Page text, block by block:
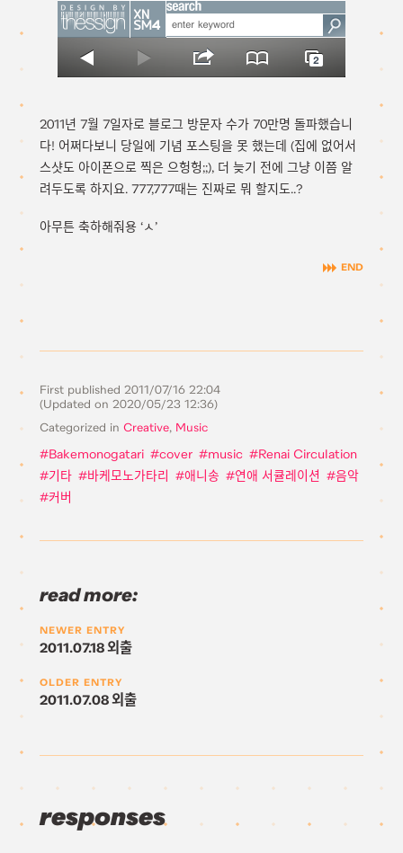
2011년 7월 7일자로 블로그 방문자 수가 70만명 돌파했습니
다! 어쩌다보니 당일에 기념 포스팅을 못 했는데 (집에 없어서
스샷도 아이폰으로 찍은 으헝헝;;), 더 늦기 전에 그냥 이쯤 알
려두도록 하지요. 777,777때는 진짜로 뭐 할지도..?
아무튼 축하해줘용 ‘ㅅ’
First published 2011/07/16 22:04
(Updated on 2020/05/23 12:36)
Categorized in Creative, Music
Bakemonogatari cover music
Renai Circulation
기타
바케모노가타리 애니송 연애 서큘레이션
음악
커버
read more:
OLDER ENTRY
2011.07.08 외출
NEWER ENTRY
2011.07.18 외출
responses